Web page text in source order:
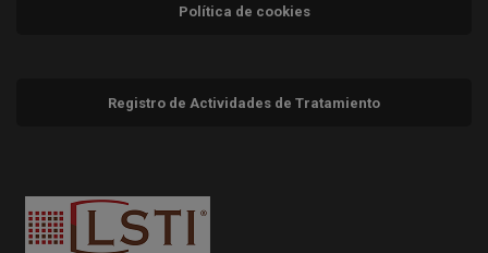
Política de cookies
Registro de Actividades de Tratamiento